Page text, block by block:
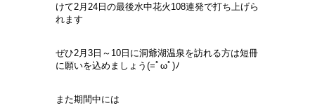
けて2月24日の最後水中花火108連発で打ち上げら
れます
ぜひ2月3日～10日に洞爺湖温泉を訪れる方は短冊
に願いを込めましょう(=ﾟωﾟ)ﾉ
また期間中には